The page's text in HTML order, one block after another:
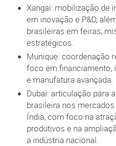
Xangai: mobilização de
em inovação e P&D,
brasileiras em feiras,
estratégicos.
Munique: coordenação
foco em financiamento,
e manufatura avançada.
Dubai: articulação para
brasileira nos
Índia, com foco na
produtivos e na
a indústria nacional.